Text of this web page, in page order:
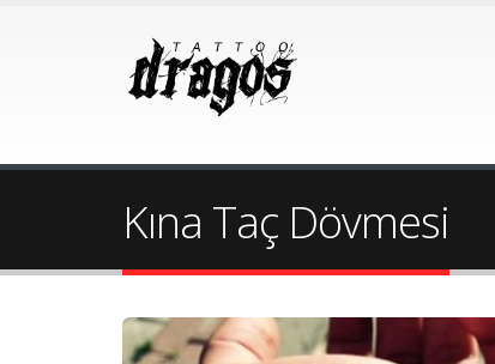
Kına Taç Dövmesi